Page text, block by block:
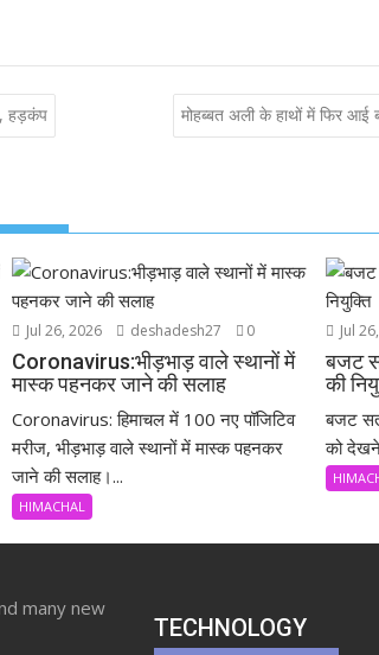
हड़कंप मोहब्बत अली के हाथों में फिर आई
Jul 26, 2026 deshadesh27 0
Coronavirus:भीड़भाड़ वाले स्थानों में
मास्क पहनकर जाने की सलाह
Coronavirus: हिमाचल में 100 नए पॉजिटिव
मरीज, भीड़भाड़ वाले स्थानों में मास्क पहनकर
जाने की सलाह।...
HIMACHAL
Jul
बजट
की
बजट
को देखने
many new
TECHNOLOGY